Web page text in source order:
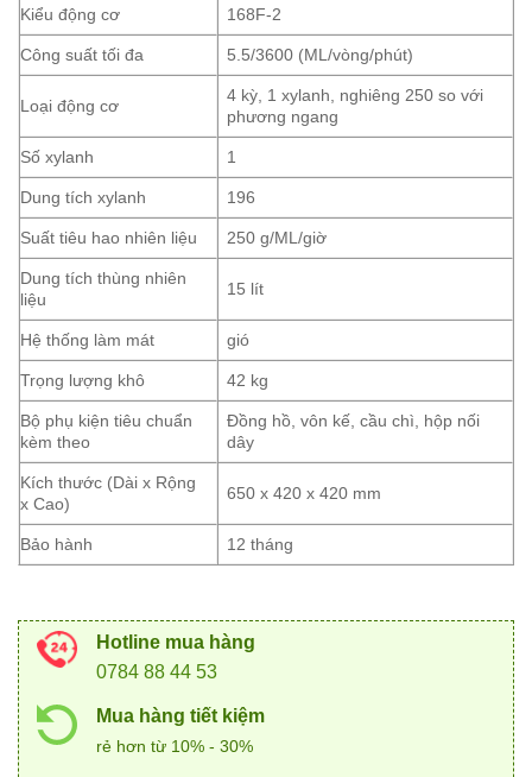
Kiểu động cơ 168F-2
Công suất tối đa 5.5/3600 (ML/vòng/phút)
Loại động cơ
4 kỳ, 1 xylanh, nghiêng 250 so với
phương ngang
Số xylanh 1
Dung tích xylanh 196
Suất tiêu hao nhiên liệu 250 g/ML/giờ
Dung tích thùng nhiên
liệu
15 lít
Hệ thống làm mát gió
Trọng lượng khô 42 kg
Bộ phụ kiện tiêu chuẩn
kèm theo
Đồng hồ, vôn kế, cầu chì, hộp nối
dây
Kích thước (Dài x Rộng
x Cao)
650 x 420 x 420 mm
Bảo hành 12 tháng
Hotline mua hàng
0784 88 44 53
Mua hàng tiết kiệm
rẻ hơn từ 10% - 30%